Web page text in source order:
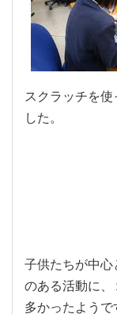
スクラッチを
した。
子供たちが中
のある活動に
多かったようで